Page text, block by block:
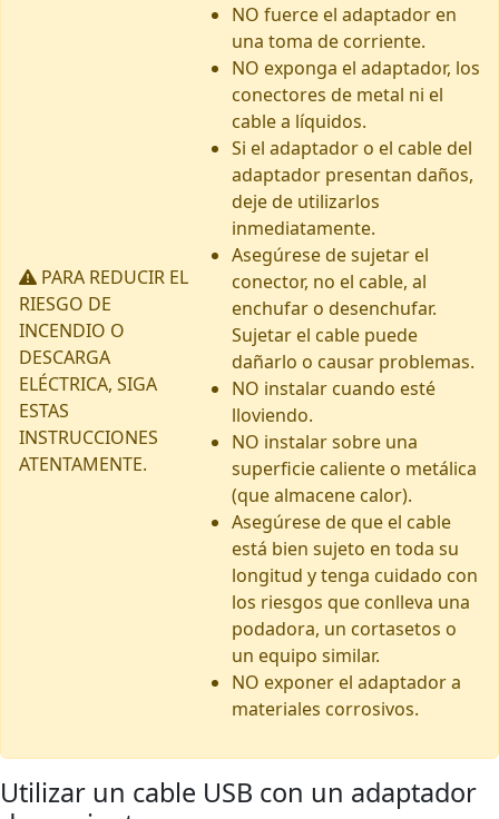
PARA REDUCIR EL
RIESGO DE
INCENDIO O
DESCARGA
ELÉCTRICA, SIGA
ESTAS
INSTRUCCIONES
ATENTAMENTE.
NO fuerce el adaptador en
una toma de corriente.
NO exponga el adaptador, los
conectores de metal ni el
cable a líquidos.
Si el adaptador o el cable del
adaptador presentan daños,
deje de utilizarlos
inmediatamente.
Asegúrese de sujetar el
conector, no el cable, al
enchufar o desenchufar.
Sujetar el cable puede
dañarlo o causar problemas.
NO instalar cuando esté
lloviendo.
NO instalar sobre una
superficie caliente o metálica
(que almacene calor).
Asegúrese de que el cable
está bien sujeto en toda su
longitud y tenga cuidado con
los riesgos que conlleva una
podadora, un cortasetos o
un equipo similar.
NO exponer el adaptador a
materiales corrosivos.
Utilizar un cable USB con un adaptador